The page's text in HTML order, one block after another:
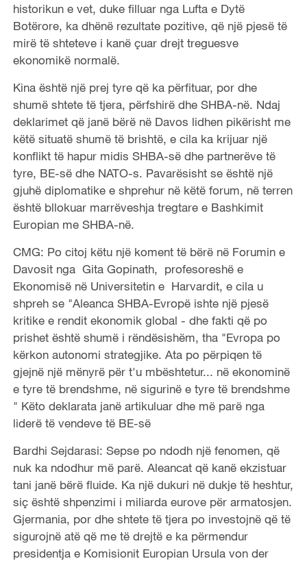
historikun e vet, duke filluar nga Lufta e Dytë
Botërore, ka dhënë rezultate pozitive, që një pjesë të
mirë të shteteve i kanë çuar drejt treguesve
ekonomikë normalë.
Kina është një prej tyre që ka përfituar, por dhe
shumë shtete të tjera, përfshirë dhe SHBA-në. Ndaj
deklarimet që janë bërë në Davos lidhen pikërisht me
këtë situatë shumë të brishtë, e cila ka krijuar një
konflikt të hapur midis SHBA-së dhe partnerëve të
tyre, BE-së dhe NATO-s. Pavarësisht se është një
gjuhë diplomatike e shprehur në këtë forum, në terren
është bllokuar marrëveshja tregtare e Bashkimit
Europian me SHBA-në.
CMG: Po citoj këtu një koment të bërë në Forumin e
Davosit nga Gita Gopinath, profesoreshë e
Ekonomisë në Universitetin e Harvardit, e cila u
shpreh se "Aleanca SHBA-Evropë ishte një pjesë
kritike e rendit ekonomik global - dhe fakti që po
prishet është shumë i rëndësishëm, tha "Evropa po
kërkon autonomi strategjike. Ata po përpiqen të
gjejnë një mënyrë për t'u mbështetur... në ekonominë
e tyre të brendshme, në sigurinë e tyre të brendshme
" Këto deklarata janë artikuluar dhe më parë nga
liderë të vendeve të BE-së
Bardhi Sejdarasi: Sepse po ndodh një fenomen, që
nuk ka ndodhur më parë. Aleancat që kanë ekzistuar
tani janë bërë fluide. Ka një dukuri në dukje të heshtur,
siç është shpenzimi i miliarda eurove për armatosjen.
Gjermania, por dhe shtete të tjera po investojnë që të
sigurojnë atë që me të drejtë e ka përmendur
presidentja e Komisionit Europian Ursula von der